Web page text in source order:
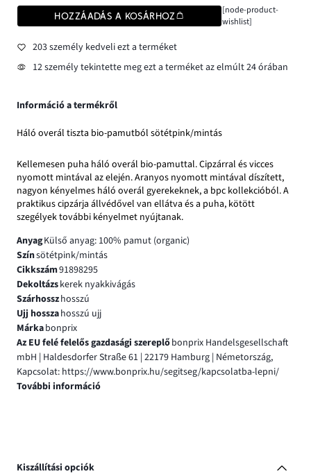
HOZZÁADÁS A KOSÁRHOZ
[node-product-
wishlist]
203 személy kedveli ezt a terméket
12 személy tekintette meg ezt a terméket az elmúlt 24 órában
Információ a termékről
Háló overál tiszta bio-pamutból sötétpink/mintás
Kellemesen puha háló overál bio-pamuttal. Cipzárral és vicces
nyomott mintával az elején. Aranyos nyomott mintával díszített,
nagyon kényelmes háló overál gyerekeknek, a bpc kollekcióból. A
praktikus cipzárja állvédővel van ellátva és a puha, kötött
szegélyek további kényelmet nyújtanak.
AnyagKülső anyag: 100% pamut (organic)
Színsötétpink/mintás
Cikkszám91898295
Dekoltázskerek nyakkivágás
Szárhosszhosszú
Ujj hosszahosszú ujj
Márkabonprix
Az EU felé felelős gazdasági szereplőbonprix Handelsgesellschaft
mbH | Haldesdorfer Straße 61 | 22179 Hamburg | Németország,
Kapcsolat: https://www.bonprix.hu/segitseg/kapcsolatba-lepni/
További információ
Kiszállítási opciók